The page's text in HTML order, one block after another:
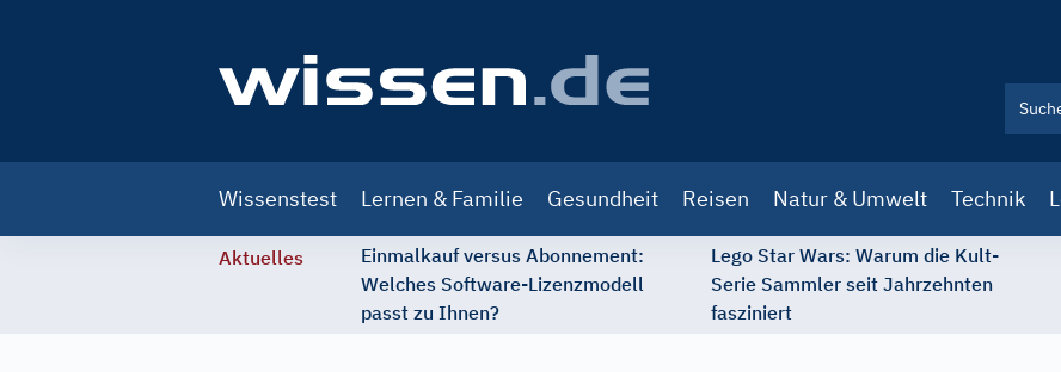
navigation
Wissenstest Lernen & Familie Gesundheit Reisen Natur & Umwelt Technik
Aktuelles
Einmalkauf versus Abonnement:
Welches Software-Lizenzmodell
passt zu Ihnen?
Lego Star Wars: Warum die Kult-
Serie Sammler seit Jahrzehnten
fasziniert